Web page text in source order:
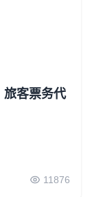
旅客票务代
11876